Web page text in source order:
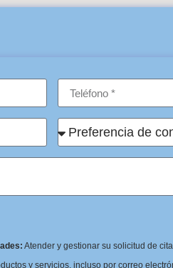
Atender y gestionar su solicitud de
y servicios, incluso por correo